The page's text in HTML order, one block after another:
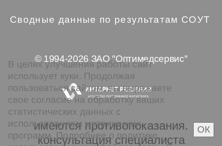
Сводные данные по результатам СОУТ
© 1994-2026 ЗАО ″Оптимедсервис″
имеются противопоказания.
консультация специалиста
В целях улучшения работы сайт
использует куки. Продолжая
пользоваться сайтом, вы выражаете
свое согласие на обработку ваших
статистических данных с
использованием метрических
программ. Подробнее о политике
ОК